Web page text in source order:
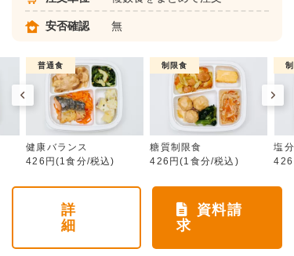
安否確認 無
普通食
健康バランス
426円(1食分/税込)
制限食
糖質制限食
426円(1食分/税込)
塩
詳
細
資料請
求